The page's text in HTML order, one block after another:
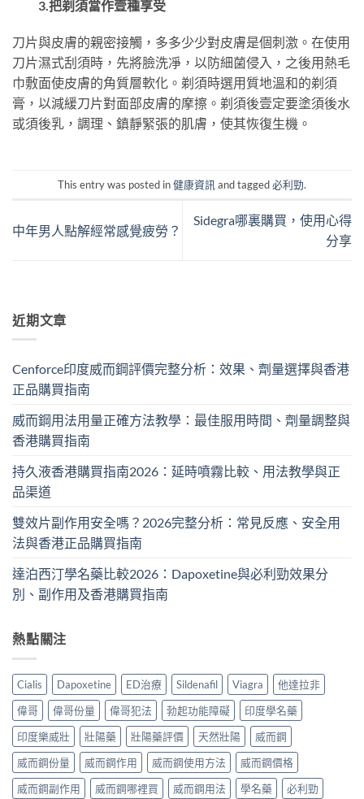
3.把剃須當作壹種享受
刀片與皮膚的親密接觸，多多少少對皮膚是個刺激。在使用
刀片濕式刮須時，先將臉洗凈，以防細菌侵入，之後用熱毛
巾敷面使皮膚的角質層軟化。剃須時選用質地溫和的剃須
膏，以減緩刀片對面部皮膚的摩擦。剃須後壹定要塗須後水
或須後乳，調理、鎮靜緊張的肌膚，使其恢復生機。
This entry was posted in健康資訊 and tagged必利勁.
中年男人點解經常感覺疲勞？
Sidegra哪裏購買，使用心得
分享
近期文章
Cenforce印度威而鋼評價完整分析：效果、劑量選擇與香港
正品購買指南
威而鋼用法用量正確方法教學：最佳服用時間、劑量調整與
香港購買指南
持久液香港購買指南2026：延時噴霧比較、用法教學與正
品渠道
雙效片副作用安全嗎？2026完整分析：常見反應、安全用
法與香港正品購買指南
達泊西汀學名藥比較2026：Dapoxetine與必利勁效果分
別、副作用及香港購買指南
熱點關注
Cialis Dapoxetine ED治療 Sildenafil Viagra
他達拉非
偉哥
偉哥份量 偉哥犯法 勃起功能障礙
印度學名藥
印度樂威壯
壯陽藥 壯陽藥評價 天然壯陽
威而鋼
威而鋼份量
威而鋼作用 威而鋼使用方法
威而鋼價格
威而鋼副作用
威而鋼哪裡買 威而鋼用法 學名藥 必利勁